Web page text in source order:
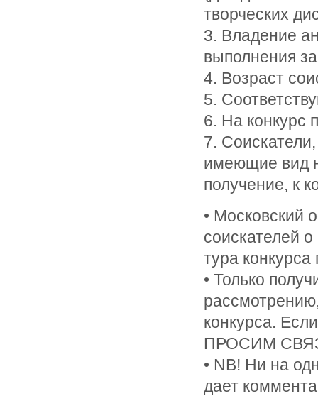
творческих
3. Владение
выполнения
4. Возраст
5.
6. На конкурс
7.
имеющие вид
получение, к
• Московский
соискателей
тура конкурса
• Только
конкурса.
ПРОСИМ
• NB! Ни на
дает